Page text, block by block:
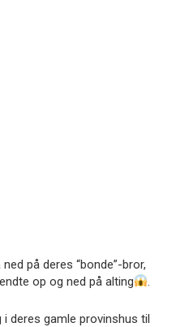
på deres “bonde”-bror,
op og ned på alting
.
i deres gamle provinshus til